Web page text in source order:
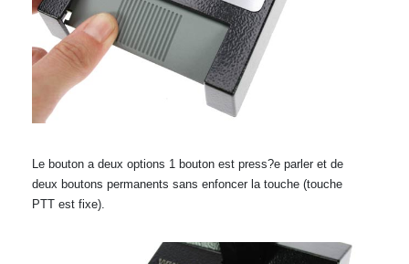
Le bouton a deux options 1 bouton est press?e parler et de
deux boutons permanents sans enfoncer la touche (touche
PTT est fixe).